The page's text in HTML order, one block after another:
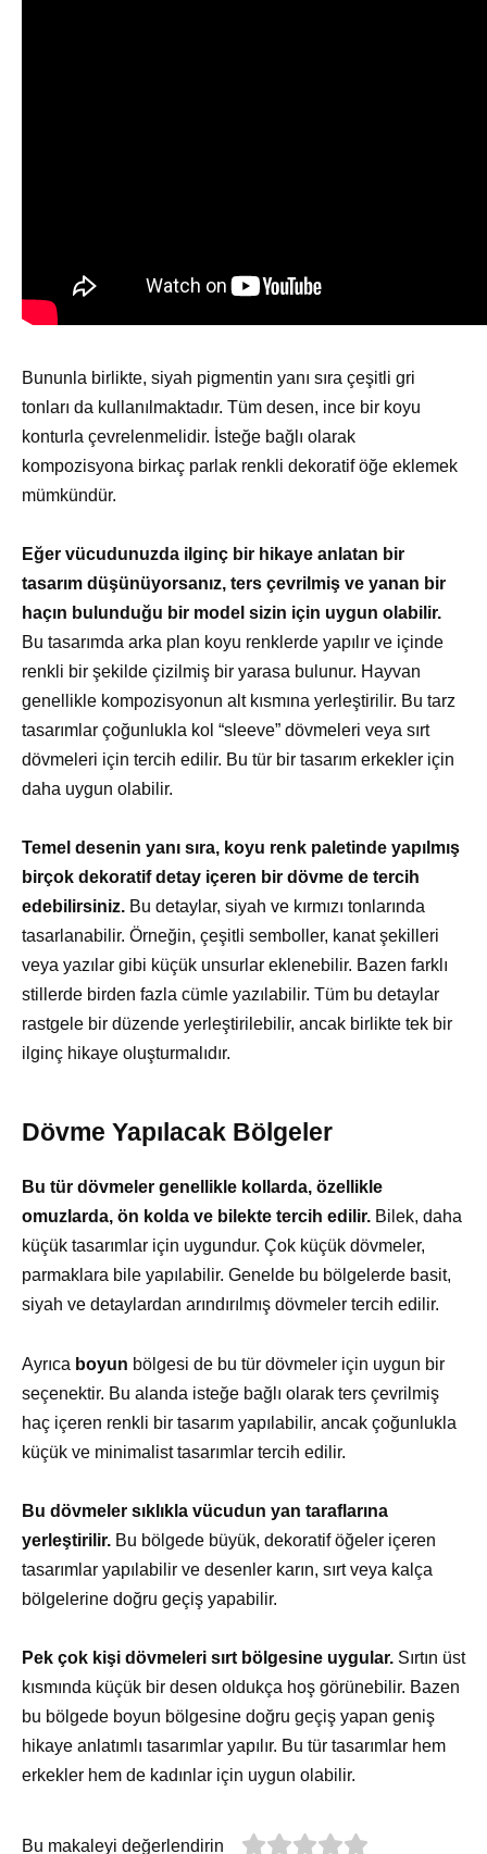
Bununla birlikte, siyah pigmentin yanı sıra çeşitli gri
tonları da kullanılmaktadır. Tüm desen, ince bir koyu
konturla çevrelenmelidir. İsteğe bağlı olarak
kompozisyona birkaç parlak renkli dekoratif öğe eklemek
mümkündür.
Eğer vücudunuzda ilginç bir hikaye anlatan bir
tasarım düşünüyorsanız, ters çevrilmiş ve yanan bir
haçın bulunduğu bir model sizin için uygun olabilir.
Bu tasarımda arka plan koyu renklerde yapılır ve içinde
renkli bir şekilde çizilmiş bir yarasa bulunur. Hayvan
genellikle kompozisyonun alt kısmına yerleştirilir. Bu tarz
tasarımlar çoğunlukla kol “sleeve” dövmeleri veya sırt
dövmeleri için tercih edilir. Bu tür bir tasarım erkekler için
daha uygun olabilir.
Temel desenin yanı sıra, koyu renk paletinde yapılmış
birçok dekoratif detay içeren bir dövme de tercih
edebilirsiniz. Bu detaylar, siyah ve kırmızı tonlarında
tasarlanabilir. Örneğin, çeşitli semboller, kanat şekilleri
veya yazılar gibi küçük unsurlar eklenebilir. Bazen farklı
stillerde birden fazla cümle yazılabilir. Tüm bu detaylar
rastgele bir düzende yerleştirilebilir, ancak birlikte tek bir
ilginç hikaye oluşturmalıdır.
Dövme Yapılacak Bölgeler
Bu tür dövmeler genellikle kollarda, özellikle
omuzlarda, ön kolda ve bilekte tercih edilir. Bilek, daha
küçük tasarımlar için uygundur. Çok küçük dövmeler,
parmaklara bile yapılabilir. Genelde bu bölgelerde basit,
siyah ve detaylardan arındırılmış dövmeler tercih edilir.
Ayrıca boyun bölgesi de bu tür dövmeler için uygun bir
seçenektir. Bu alanda isteğe bağlı olarak ters çevrilmiş
haç içeren renkli bir tasarım yapılabilir, ancak çoğunlukla
küçük ve minimalist tasarımlar tercih edilir.
Bu dövmeler sıklıkla vücudun yan taraflarına
yerleştirilir. Bu bölgede büyük, dekoratif öğeler içeren
tasarımlar yapılabilir ve desenler karın, sırt veya kalça
bölgelerine doğru geçiş yapabilir.
Pek çok kişi dövmeleri sırt bölgesine uygular. Sırtın üst
kısmında küçük bir desen oldukça hoş görünebilir. Bazen
bu bölgede boyun bölgesine doğru geçiş yapan geniş
hikaye anlatımlı tasarımlar yapılır. Bu tür tasarımlar hem
erkekler hem de kadınlar için uygun olabilir.
Bu makaleyi değerlendirin